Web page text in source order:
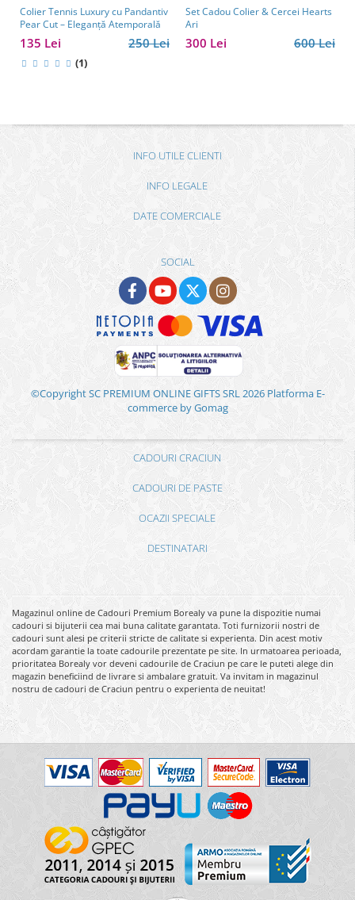
Colier Tennis Luxury cu Pandantiv
Pear Cut – Eleganță Atemporală
250 Lei
135 Lei
(1)
Set Cadou Colier & Cercei Hearts
Ari
600 Lei
300 Lei
INFO UTILE CLIENTI
INFO LEGALE
DATE COMERCIALE
SOCIAL
©Copyright SC PREMIUM ONLINE GIFTS SRL 2026 Platforma E-
commerce by Gomag
CADOURI CRACIUN
CADOURI DE PASTE
OCAZII SPECIALE
DESTINATARI
Magazinul online de Cadouri Premium Borealy va pune la dispozitie numai
cadouri si bijuterii cea mai buna calitate garantata. Toti furnizorii nostri de
cadouri sunt alesi pe criterii stricte de calitate si experienta. Din acest motiv
acordam garantie la toate cadourile prezentate pe site. In urmatoarea perioada,
prioritatea Borealy vor deveni cadourile de Craciun pe care le puteti alege din
magazin beneficiind de livrare si ambalare gratuit. Va invitam in magazinul
nostru de cadouri de Craciun pentru o experienta de neuitat!